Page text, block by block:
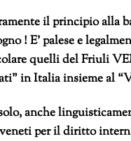
il principio alla
! E’ palese e
quelli del Friuli
in Italia insieme al
anche
per il diritto